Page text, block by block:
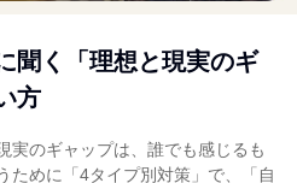
聞く「理想と現実のギ
方
実のギャップは、誰でも感じるも
ために「4タイプ別対策」で、「自